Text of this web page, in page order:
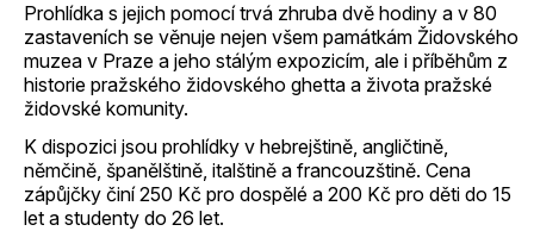
Prohlídka s jejich pomocí trvá zhruba dvě hodiny a v 80
zastaveních se věnuje nejen všem památkám Židovského
muzea v Praze a jeho stálým expozicím, ale i příběhům z
historie pražského židovského ghetta a života pražské
židovské komunity.
K dispozici jsou prohlídky v hebrejštině, angličtině,
němčině, španělštině, italštině a francouzštině. Cena
zápůjčky činí 250 Kč pro dospělé a 200 Kč pro děti do 15
let a studenty do 26 let.